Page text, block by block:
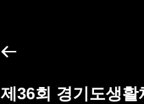
제36회 경기도생활